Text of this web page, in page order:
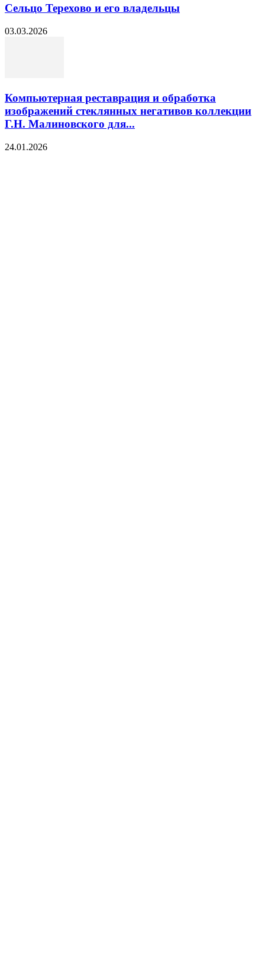
Сельцо Терехово и его владельцы
03.03.2026
Компьютерная реставрация и обработка
изображений стеклянных негативов коллекции
Г.Н. Малиновского для...
24.01.2026